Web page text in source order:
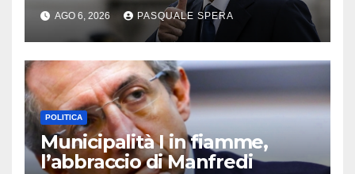
AGO 6, 2026 PASQUALE SPERA
POLITICA
Municipalità I in fiamme,
l’abbraccio di Manfredi